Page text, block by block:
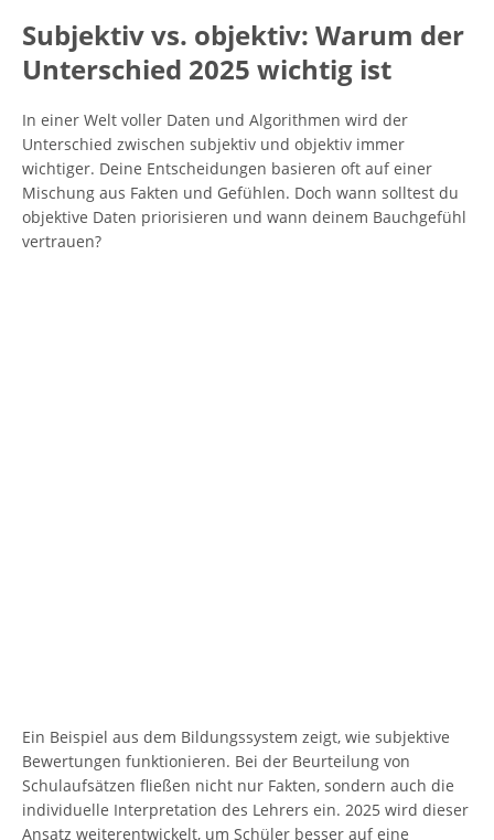
Subjektiv vs. objektiv: Warum der
Unterschied 2025 wichtig ist
In einer Welt voller Daten und Algorithmen wird der
Unterschied zwischen subjektiv und objektiv immer
wichtiger. Deine Entscheidungen basieren oft auf einer
Mischung aus Fakten und Gefühlen. Doch wann solltest du
objektive Daten priorisieren und wann deinem Bauchgefühl
vertrauen?
Ein Beispiel aus dem Bildungssystem zeigt, wie subjektive
Bewertungen funktionieren. Bei der Beurteilung von
Schulaufsätzen fließen nicht nur Fakten, sondern auch die
individuelle Interpretation des Lehrers ein. 2025 wird dieser
Ansatz weiterentwickelt, um Schüler besser auf eine